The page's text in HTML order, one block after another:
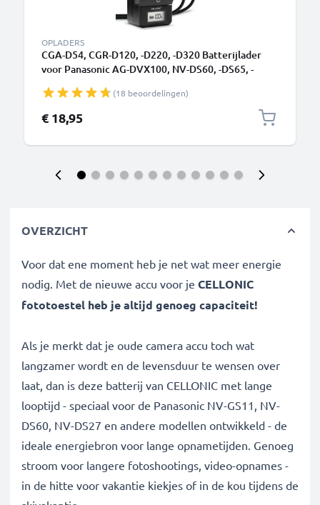
OPLADERS
CGA-D54, CGR-D120, -D220, -D320 Batterijlader
voor Panasonic AG-DVX100, NV-DS60, -DS65, -
van CELLONIC
(18 beoordelingen)
€ 18,95
OVERZICHT
Voor dat ene moment heb je net wat meer energie
nodig. Met de nieuwe accu voor je CELLONIC
fototoestel heb je altijd genoeg capaciteit!
Als je merkt dat je oude camera accu toch wat
langzamer wordt en de levensduur te wensen over
laat, dan is deze batterij van CELLONIC met lange
looptijd - speciaal voor de Panasonic NV-GS11, NV-
DS60, NV-DS27 en andere modellen ontwikkeld - de
ideale energiebron voor lange opnametijden. Genoeg
stroom voor langere fotoshootings, video-opnames -
in de hitte voor vakantie kiekjes of in de kou tijdens de